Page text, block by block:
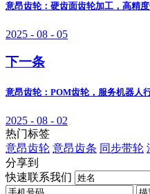
意昂齿轮：硬齿面齿轮加工，高精
2025 - 08 - 05
下一条
意昂齿轮：POM齿轮，服务机器人
2025 - 08 - 02
热门标签
意昂齿轮 意昂齿条 同步带轮
分享到
快速联系我们